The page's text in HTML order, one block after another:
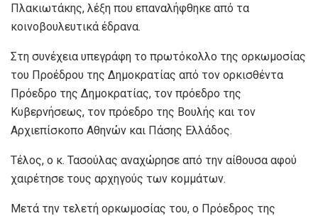
Πλακιωτάκης, λέξη που επαναλήφθηκε από τα
κοινοβουλευτικά έδρανα.
Στη συνέχεια υπεγράφη το πρωτόκολλο της ορκωμοσίας
του Προέδρου της Δημοκρατίας από τον ορκισθέντα
Πρόεδρο της Δημοκρατίας, τον πρόεδρο της
Κυβερνήσεως, τον πρόεδρο της Βουλής και τον
Αρχιεπίσκοπο Αθηνών και Πάσης Ελλάδος.
Τέλος, ο κ. Τασούλας αναχώρησε από την αίθουσα αφού
χαιρέτησε τους αρχηγούς των κομμάτων.
Μετά την τελετή ορκωμοσίας του, ο Πρόεδρος της